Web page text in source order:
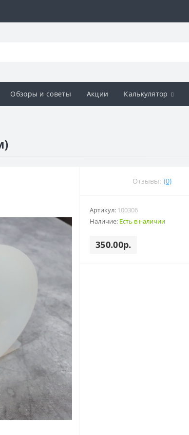
Обзоры и советы Акции Калькулятор
Отзывы: (0)
Артикул: 100306
Наличие: Есть в наличии
350.00р.